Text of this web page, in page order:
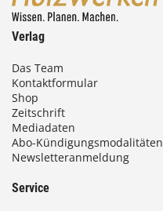
Verlag
Das Team
Kontaktformular
Shop
Zeitschrift
Mediadaten
Abo-Kündigungsmodalitäten
Newsletteranmeldung
Service